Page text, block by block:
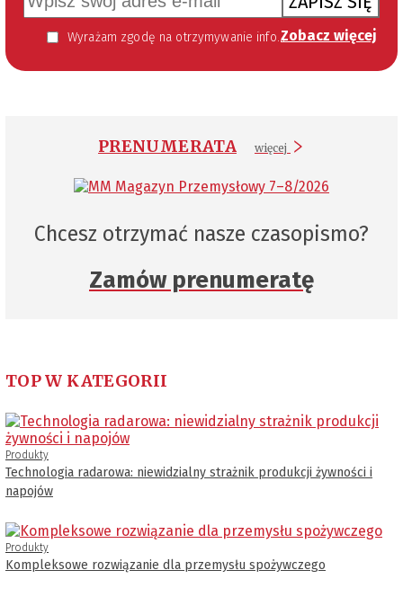
Wyrażam zgodę na otrzymywanie informacji handlowej kierowanej do mnie za pomocą środków komunikacji elektronicznej w szczególności poczty elektronicznej zgodnie z przepisem art. 10 ust 2 ustawy z dnia 18 lipca 2002 roku o świadczeniu usług drogą elektroniczną (Dz. U. 144 z 2002 r. poz. 1204). Zgoda jest dobrowolna, jednak jej wyrażenie jest konieczne, aby otrzymywać newsletter. Zobacz więcej
PRENUMERATA więcej
Chcesz otrzymać nasze czasopismo?
Zamów prenumeratę
TOP W KATEGORII
Produkty
Technologia radarowa: niewidzialny strażnik produkcji żywności i
napojów
Produkty
Kompleksowe rozwiązanie dla przemysłu spożywczego